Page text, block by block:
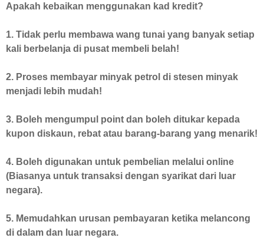
Apakah kebaikan menggunakan kad kredit?
1. Tidak perlu membawa wang tunai yang banyak setiap
kali berbelanja di pusat membeli belah!
2. Proses membayar minyak petrol di stesen minyak
menjadi lebih mudah!
3. Boleh mengumpul point dan boleh ditukar kepada
kupon diskaun, rebat atau barang-barang yang menarik!
4. Boleh digunakan untuk pembelian melalui online
(Biasanya untuk transaksi dengan syarikat dari luar
negara).
5. Memudahkan urusan pembayaran ketika melancong
di dalam dan luar negara.